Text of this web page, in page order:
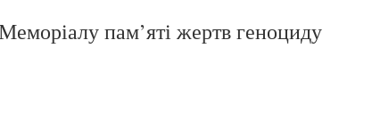
пам’яті жертв геноциду